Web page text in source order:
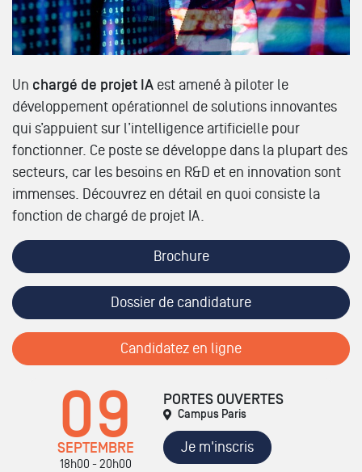
Un chargé de projet IA est amené à piloter le
développement opérationnel de solutions innovantes
qui s’appuient sur l’intelligence artificielle pour
fonctionner. Ce poste se développe dans la plupart des
secteurs, car les besoins en R&D et en innovation sont
immenses. Découvrez en détail en quoi consiste la
fonction de chargé de projet IA.
Brochure
Dossier de candidature
Candidatez en ligne
09
SEPTEMBRE
18h00 - 20h00
PORTES OUVERTES
Campus Paris
Je m'inscris